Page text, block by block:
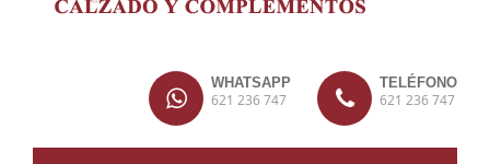
WHATSAPP
621 236 747
TELÉFONO
621 236 747